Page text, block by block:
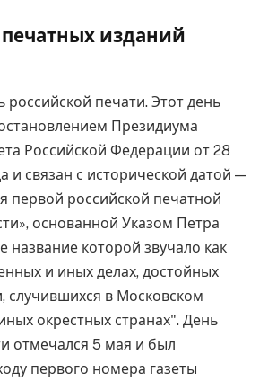
изданий
российской печати. Этот день
Президиума
Российской Федерации от 28
и связан с исторической датой —
первой российской печатной
основанной Указом Петра
название которой звучало как
и иных делах, достойных
случившихся в Московском
окрестных странах". День
отмечался 5 мая и был
первого номера газеты